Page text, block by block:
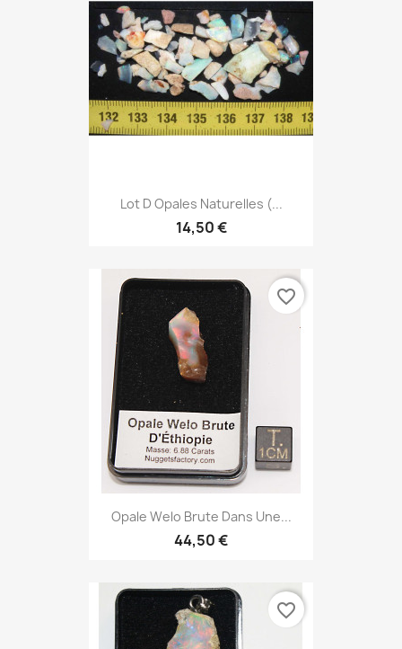
Lot D Opales Naturelles (...
14,50 €
Opale Welo Brute Dans Une...
44,50 €
favorite_border
favorite_border